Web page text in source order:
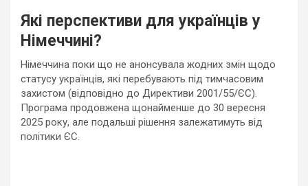
Які перспективи для українців у
Німеччині?
Німеччина поки що не анонсувала жодних змін щодо
статусу українців, які перебувають під тимчасовим
захистом (відповідно до Директиви 2001/55/ЄС).
Програма продовжена щонайменше до 30 вересня
2025 року, але подальші рішення залежатимуть від
політики ЄС.